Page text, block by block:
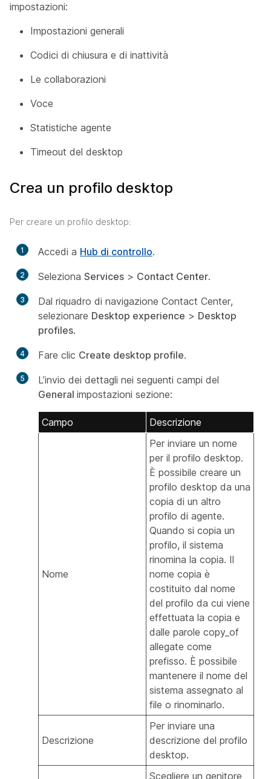
impostazioni:
Impostazioni generali
Codici di chiusura e di inattività
Le collaborazioni
Voce
Statistiche agente
Timeout del desktop
Crea un profilo desktop
Per creare un profilo desktop:
1 Accedi a Hub di controllo.
2 Seleziona Services > Contact Center.
3
Dal riquadro di navigazione Contact Center,
selezionare Desktop experience > Desktop
profiles.
4 Fare clic Create desktop profile.
5
L’invio dei dettagli nei seguenti campi del
General impostazioni sezione:
Campo Descrizione
Nome
Per inviare un nome
per il profilo desktop.
È possibile creare un
profilo desktop da una
copia di un altro
profilo di agente.
Quando si copia un
profilo, il sistema
rinomina la copia. Il
nome copia è
costituito dal nome
del profilo da cui viene
effettuata la copia e
dalle parole copy_of
allegate come
prefisso. È possibile
mantenere il nome del
sistema assegnato al
file o rinominarlo.
Descrizione
Per inviare una
descrizione del profilo
desktop.
Scegliere un genitore